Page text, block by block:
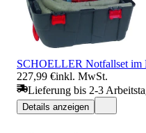
SCHOELLER Notfallset im
227,99 €inkl. MwSt.
Lieferung bis 2-3
Details anzeigen